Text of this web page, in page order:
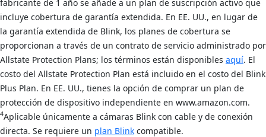
fabricante de 1 año se añade a un plan de suscripción activo que
incluye cobertura de garantía extendida. En EE. UU., en lugar de
la garantía extendida de Blink, los planes de cobertura se
proporcionan a través de un contrato de servicio administrado por
Allstate Protection Plans; los términos están disponibles aquí. El
costo del Allstate Protection Plan está incluido en el costo del Blink
Plus Plan. En EE. UU., tienes la opción de comprar un plan de
protección de dispositivo independiente en www.amazon.com.
4Aplicable únicamente a cámaras Blink con cable y de conexión
directa. Se requiere un plan Blink compatible.